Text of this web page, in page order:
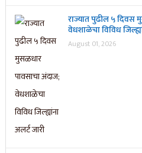
राज्यात पुढील ५ दिवस
वेधशाळेचा विविध
August 01, 2026